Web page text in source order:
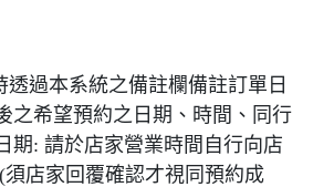
透過本系統之備註欄備註訂單日
之希望預約之日期、時間、同行
期: 請於店家營業時間自行向店
店家回覆確認才視同預約成